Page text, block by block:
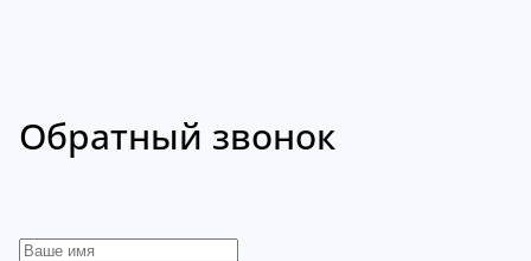
Обратный звонок